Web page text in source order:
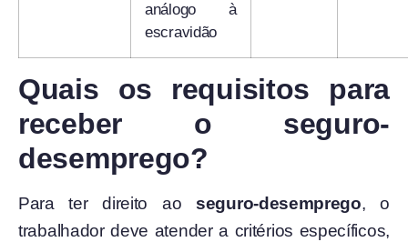
análogo à
escravidão
Quais os requisitos para
receber o seguro-
desemprego?
Para ter direito ao seguro-desemprego, o
trabalhador deve atender a critérios específicos,